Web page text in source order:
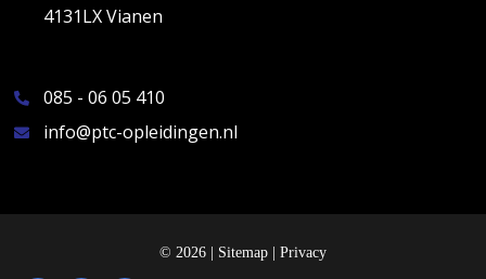
4131LX Vianen
085 - 06 05 410
info@ptc-opleidingen.nl
© 2026 | Sitemap | Privacy